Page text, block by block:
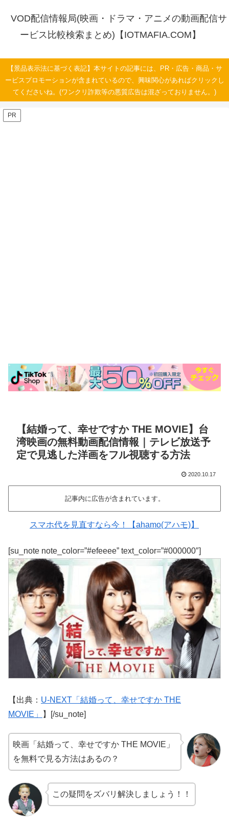
VOD配信情報局(映画・ドラマ・アニメの動画配信サ
ービス比較検索まとめ)【IOTMAFIA.COM】
【景品表示法に基づく表記】本サイトの記事には、PR・広告・商品・サ
ービスプロモーションが含まれているので、興味関心があればクリックし
てくださいね。(ワンクリ詐欺等の悪質広告は混ざっておりません。)
PR
【結婚って、幸せですか THE MOVIE】台
湾映画の無料動画配信情報｜テレビ放送予
定で見逃した洋画をフル視聴する方法
2020.10.17
記事内に広告が含まれています。
スマホ代を見直すなら今！【ahamo(アハモ)】
[su_note note_color=”#efeeee” text_color=”#000000″]
【出典： U-NEXT「結婚って、幸せですか THE
MOVIE」
】[/su_note]
映画「結婚って、幸せですか THE MOVIE」
を無料で見る方法はあるの？
この疑問をズバリ解決しましょう！！